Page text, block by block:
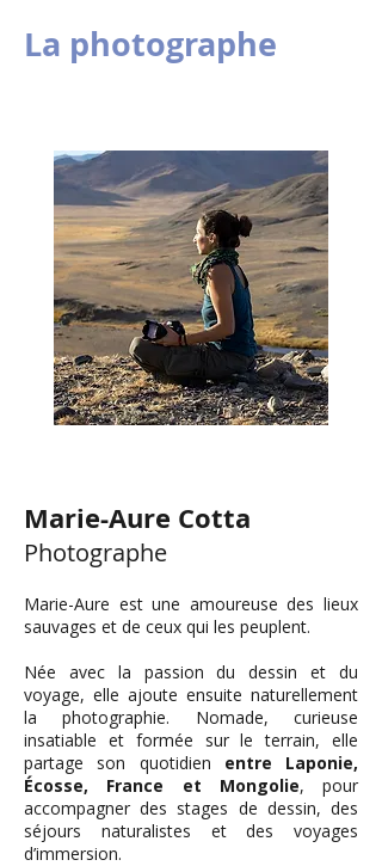
La photographe
Marie-Aure Cotta
Photographe
Marie-Aure est une amoureuse des lieux
sauvages et de ceux qui les peuplent.
Née avec la passion du dessin et du
voyage, elle ajoute ensuite naturellement
la photographie. Nomade, curieuse
insatiable et formée sur le terrain, elle
partage son quotidien entre Laponie,
Écosse, France et Mongolie, pour
accompagner des stages de dessin, des
séjours naturalistes et des voyages
d’immersion.